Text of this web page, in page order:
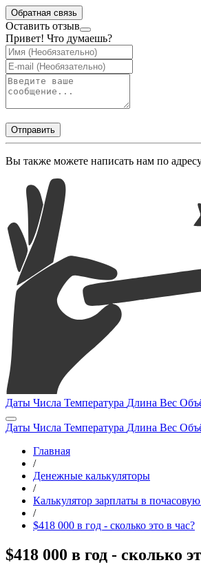
Обратная связь
Оставить отзыв
Привет! Что думаешь?
Отправить
Вы также можете написать нам по
Даты Числа Температура Длина Вес
Даты Числа Температура Длина Вес
Главная
/
Денежные калькуляторы
/
Калькулятор зарплаты в
/
$418 000 в год - сколько это в час?
$418 000 в год - сколько